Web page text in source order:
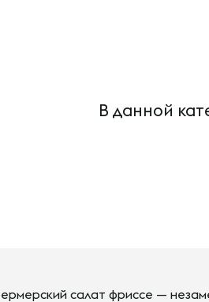
В данной
салат фриссе —